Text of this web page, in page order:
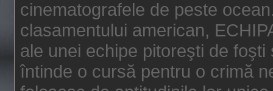
cinematografele de peste
clasamentului american,
ale unei echipe pitoreşti de
întinde o cursă pentru o crimă